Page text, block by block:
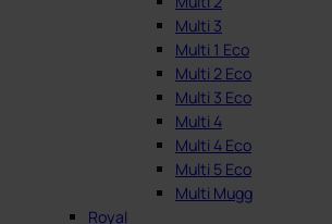
Multi 3
Multi 1 Eco
Multi 2 Eco
Multi 3 Eco
Multi 4
Multi 4 Eco
Multi 5 Eco
Multi Mugg
Royal